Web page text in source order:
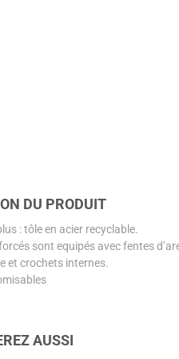
DU PRODUIT
: tôle en acier recyclable.
sont equipés avec fentes
et crochets internes.
AUSSI